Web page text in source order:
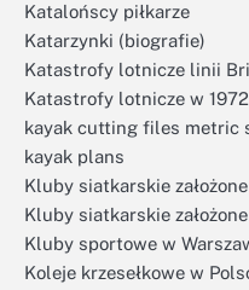
Katalońscy piłkarze
Katarzynki (biografie)
Katastrofy lotnicze linii
Katastrofy lotnicze w 1972
kayak cutting files metric
kayak plans
Kluby siatkarskie
Kluby siatkarskie
Kluby sportowe w
Koleje krzesełkowe w